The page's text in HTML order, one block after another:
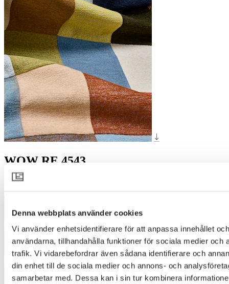
Denna webbplats använder cookies
Vi använder enhetsidentifierare för att anpassa innehållet
användarna, tillhandahålla funktioner för sociala medier och
trafik. Vi vidarebefordrar även sådana identifierare och
din enhet till de sociala medier och annons- och
samarbetar med. Dessa kan i sin tur kombinera
WOW RE 4543
Designer
3036
3127